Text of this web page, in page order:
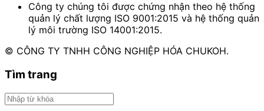
Công ty chúng tôi được chứng nhận theo hệ thống
quản lý chất lượng ISO 9001:2015 và hệ thống quản
lý môi trường ISO 14001:2015.
© CÔNG TY TNHH CÔNG NGHIỆP HÓA CHUKOH.
Tìm trang